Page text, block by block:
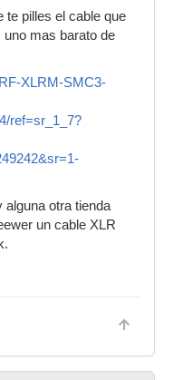
te pilles el cable que
mas barato de
XLRM-SMC3-
ref=sr_1_7?
alguna otra tienda
un cable XLR